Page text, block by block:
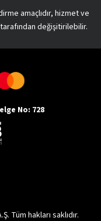
amaçlıdır, hizmet ve
değişitirilebilir.
No: 728
Tüm hakları saklıdır.